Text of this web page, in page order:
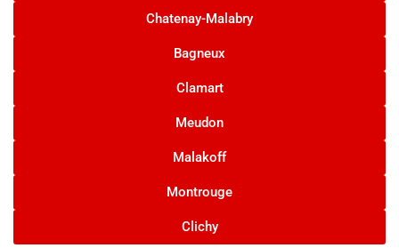
Chatenay-Malabry
Bagneux
Clamart
Meudon
Malakoff
Montrouge
Clichy